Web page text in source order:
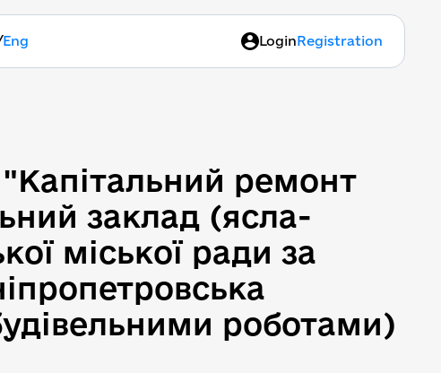
Eng LoginRegistration
"Капітальний ремонт
"Капітальний ремонт
заклад (ясла-
міської ради за